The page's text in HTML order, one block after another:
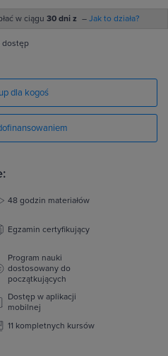
w ciągu 30 dni z – Jak to działa?
dostęp
dla kogoś
48 godzin materiałów
Egzamin certyfikujący
Program nauki
dostosowany do
początkujących
Dostęp w aplikacji
mobilnej
11 kompletnych kursów